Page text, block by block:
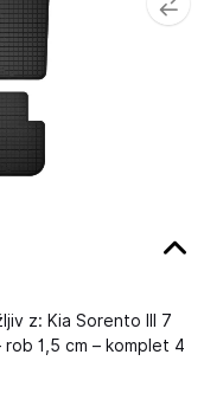
z: Kia Sorento III 7
1,5 cm – komplet 4